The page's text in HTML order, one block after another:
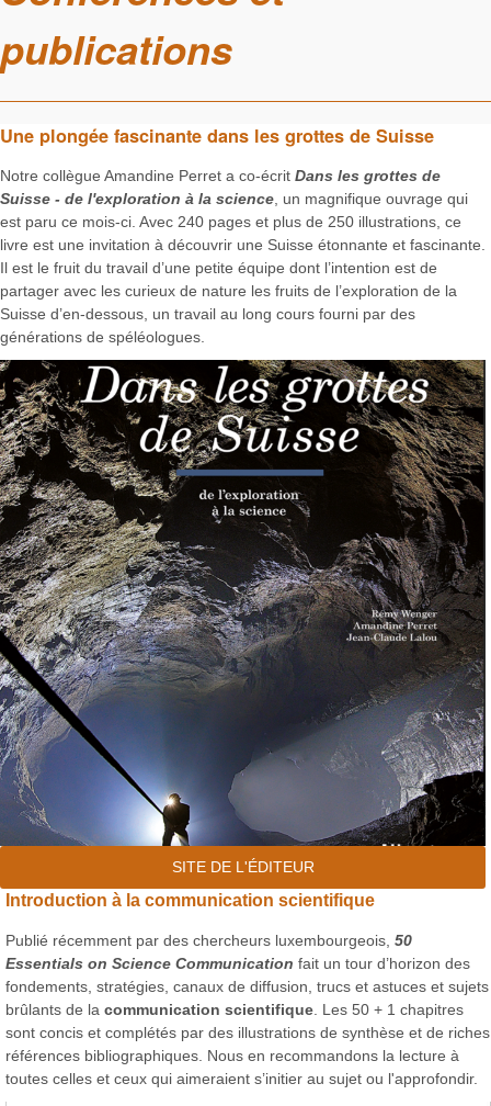
publications
Une plongée fascinante dans les grottes de Suisse
Notre collègue Amandine Perret a co-écrit Dans les grottes de
Suisse - de l'exploration à la science, un magnifique ouvrage qui
est paru ce mois-ci. Avec 240 pages et plus de 250 illustrations, ce
livre est une invitation à découvrir une Suisse étonnante et fascinante.
Il est le fruit du travail d’une petite équipe dont l’intention est de
partager avec les curieux de nature les fruits de l’exploration de la
Suisse d’en-dessous, un travail au long cours fourni par des
générations de spéléologues.
SITE DE L'ÉDITEUR
Introduction à la communication scientifique
Publié récemment par des chercheurs luxembourgeois, 50
Essentials on Science Communication fait un tour d’horizon des
fondements, stratégies, canaux de diffusion, trucs et astuces et sujets
brûlants de la communication scientifique. Les 50 + 1 chapitres
sont concis et complétés par des illustrations de synthèse et de riches
références bibliographiques. Nous en recommandons la lecture à
toutes celles et ceux qui aimeraient s’initier au sujet ou l'approfondir.